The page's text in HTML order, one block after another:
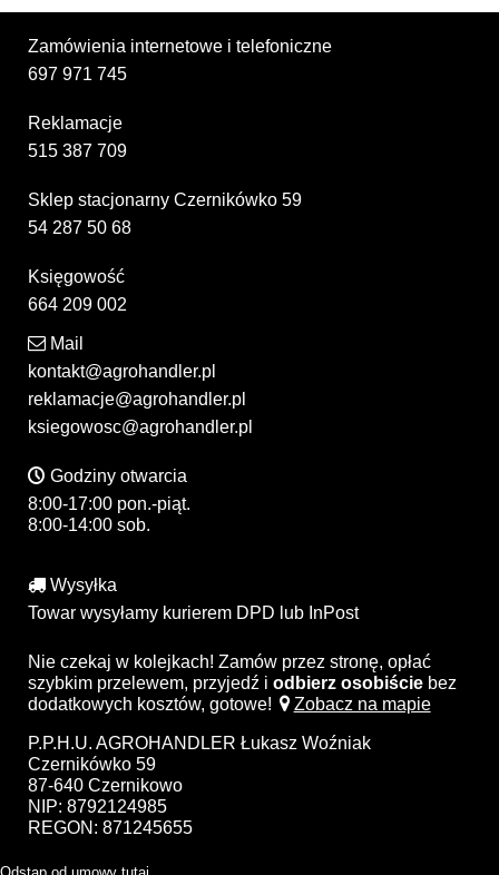
Zamówienia internetowe i telefoniczne
697 971 745
Reklamacje
515 387 709
Sklep stacjonarny Czernikówko 59
54 287 50 68
Księgowość
664 209 002
Mail
kontakt@agrohandler.pl
reklamacje@agrohandler.pl
ksiegowosc@agrohandler.pl
Godziny otwarcia
8:00-17:00 pon.-piąt.
8:00-14:00 sob.
Wysyłka
Towar wysyłamy kurierem DPD lub InPost
Nie czekaj w kolejkach! Zamów przez stronę, opłać
szybkim przelewem, przyjedź i odbierz osobiście bez
dodatkowych kosztów, gotowe!
Zobacz na mapie
P.P.H.U. AGROHANDLER Łukasz Woźniak
Czernikówko 59
87-640 Czernikowo
NIP: 8792124985
REGON: 871245655